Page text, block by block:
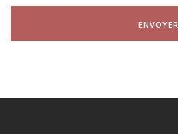
ENVOYER